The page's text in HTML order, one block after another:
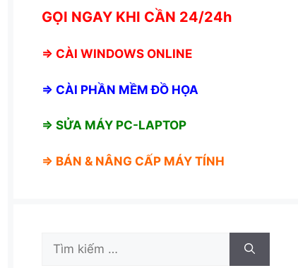
GỌI NGAY KHI CẦN 24/24h
⇒ CÀI WINDOWS ONLINE
⇒ CÀI PHẦN MỀM ĐỒ HỌA
⇒ SỬA MÁY PC-LAPTOP
⇒ BÁN & NÂNG CẤP MÁY TÍNH
Tìm
kiếm